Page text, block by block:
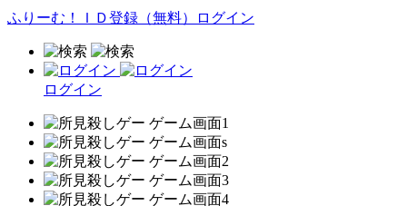
ふりーむ！ＩＤ登録（無料） ログイン
ログイン